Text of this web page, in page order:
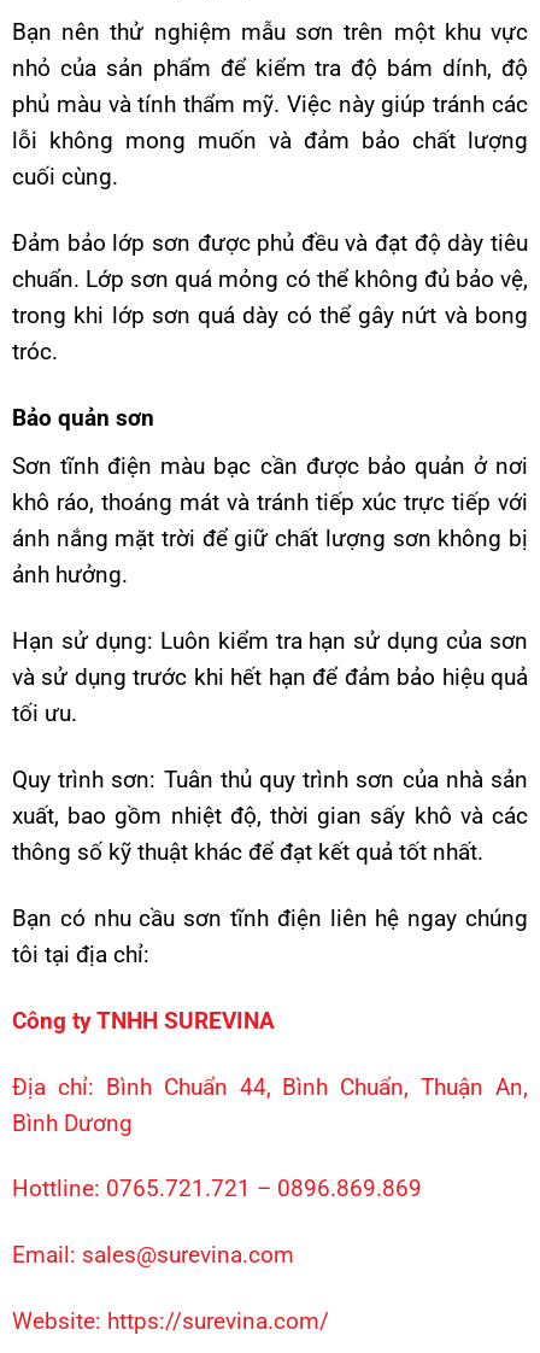
Bạn nên thử nghiệm mẫu sơn trên một khu vực
nhỏ của sản phẩm để kiểm tra độ bám dính, độ
phủ màu và tính thẩm mỹ. Việc này giúp tránh các
lỗi không mong muốn và đảm bảo chất lượng
cuối cùng.
Đảm bảo lớp sơn được phủ đều và đạt độ dày tiêu
chuẩn. Lớp sơn quá mỏng có thể không đủ bảo vệ,
trong khi lớp sơn quá dày có thể gây nứt và bong
tróc.
Bảo quản sơn
Sơn tĩnh điện màu bạc cần được bảo quản ở nơi
khô ráo, thoáng mát và tránh tiếp xúc trực tiếp với
ánh nắng mặt trời để giữ chất lượng sơn không bị
ảnh hưởng.
Hạn sử dụng: Luôn kiểm tra hạn sử dụng của sơn
và sử dụng trước khi hết hạn để đảm bảo hiệu quả
tối ưu.
Quy trình sơn: Tuân thủ quy trình sơn của nhà sản
xuất, bao gồm nhiệt độ, thời gian sấy khô và các
thông số kỹ thuật khác để đạt kết quả tốt nhất.
Bạn có nhu cầu sơn tĩnh điện liên hệ ngay chúng
tôi tại địa chỉ:
Công ty TNHH SUREVINA
Địa chỉ: Bình Chuẩn 44, Bình Chuẩn, Thuận An,
Bình Dương
Hottline: 0765.721.721 – 0896.869.869
Email: sales@surevina.com
Website: https://surevina.com/